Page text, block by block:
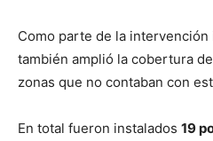
Como parte de la intervención
también amplió la cobertura
zonas que no contaban con
En total fueron instalados 19